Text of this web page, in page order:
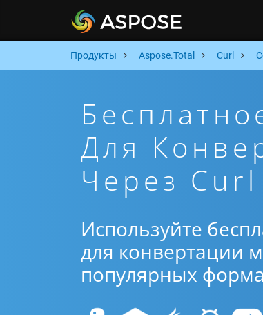
Продукты Aspose.Total Curl
Для
Через Curl
Используйте
для конвертации
популярных